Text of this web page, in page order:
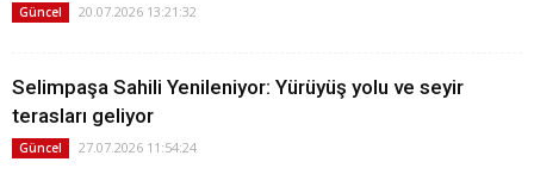
Güncel 20.07.2026 13:21:32
Selimpaşa Sahili Yenileniyor: Yürüyüş yolu ve seyir
terasları geliyor
Güncel 27.07.2026 11:54:24